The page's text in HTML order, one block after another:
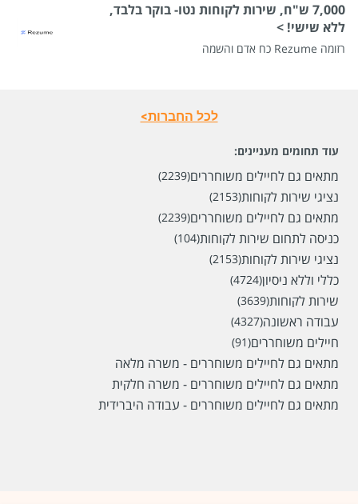
7,000 ש"ח, שירות לקוחות נטו- בוקר בלבד,
ללא שישי! >
רזומה Rezume כח אדם והשמה
לכל החברות>
עוד תחומים מעניינים:
מתאים גם לחיילים משוחררים(2239)
נציגי שירות לקוחות(2153)
מתאים גם לחיילים משוחררים(2239)
כניסה לתחום שירות לקוחות(104)
נציגי שירות לקוחות(2153)
כללי וללא ניסיון(4724)
שירות לקוחות(3639)
עבודה ראשונה(4327)
חיילים משוחררים(91)
מתאים גם לחיילים משוחררים - משרה מלאה
מתאים גם לחיילים משוחררים - משרה חלקית
מתאים גם לחיילים משוחררים - עבודה היברידית